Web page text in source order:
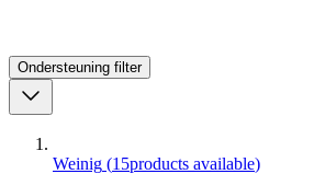
Ondersteuning filter
Weinig (15products available)